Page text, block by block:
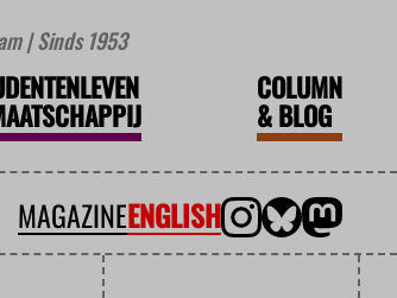
| Sinds 1953
COLUMN
&BLOG
MAGAZINEENGLISH